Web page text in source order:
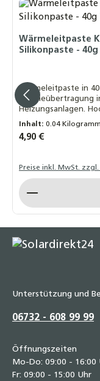
Kupfer –
Profi-
und
29,50 €
Wärmeleitpaste
Silikonpaste -
Wärmeleitpaste in
Wärmeübertragung
Heizungsanlagen.
Inhalt:0.04
Regulärer Preis:
4,90 €
Preise inkl. MwSt.
Produkt
Unterstützung und
06732 - 608 99 99
Öffnungszeiten
Mo-Do: 09:00 - 16:00
Fr: 09:00 - 15:00 Uhr